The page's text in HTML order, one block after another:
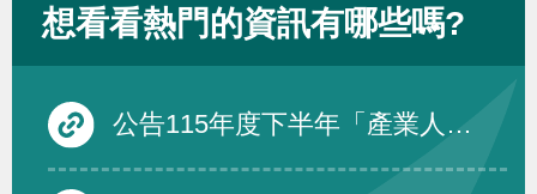
想看看熱門的資訊有哪些嗎?
公告115年度下半年「產業人才投資方案」在職訓練課程